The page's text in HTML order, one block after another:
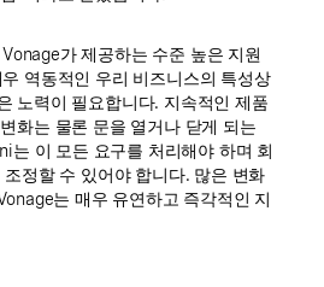
가 제공하는 수준 높은 지원
역동적인 우리 비즈니스의 특성상
노력이 필요합니다. 지속적인 제품
화는 물론 문을 열거나 닫게 되는
는 이 모든 요구를 처리해야 하며 회
정할 수 있어야 합니다. 많은 변화
는 매우 유연하고 즉각적인 지